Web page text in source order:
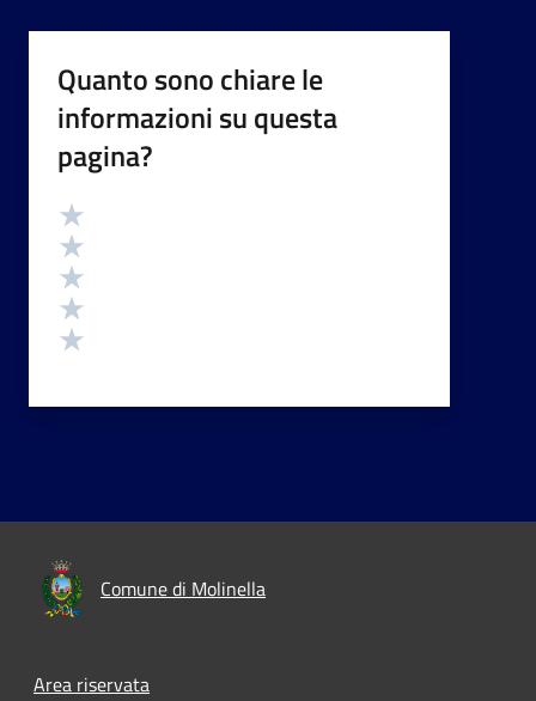
Quanto sono chiare le
informazioni su questa
pagina?
Valutazione
Comune di Molinella
Area riservata